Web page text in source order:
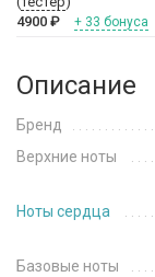
4900 ₽ + 33 бонуса
Описание
Бренд
Верхние ноты
Ноты сердца
Базовые ноты